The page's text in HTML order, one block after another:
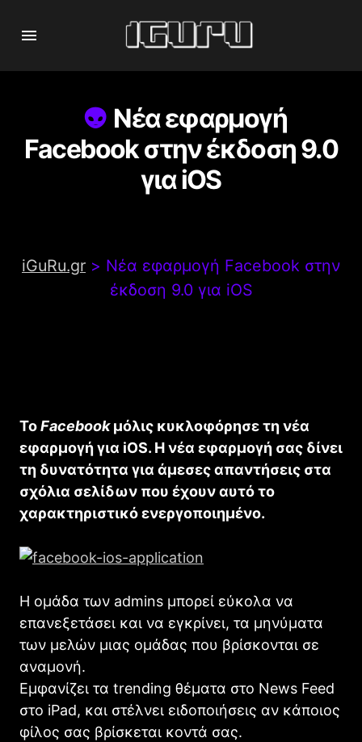
Νέα εφαρμογή
Facebook στην έκδοση 9.0
για iOS
iGuRu.gr > Νέα εφαρμογή Facebook στην
έκδοση 9.0 για iOS
ΤοFacebookμόλις κυκλοφόρησε τη νέα
εφαρμογή για iOS. Η νέα εφαρμογή σας δίνει
τη δυνατότητα για άμεσες απαντήσεις στα
σχόλια σελίδων που έχουν αυτό το
χαρακτηριστικό ενεργοποιημένο.
Η ομάδα των admins μπορεί εύκολα να
επανεξετάσει και να εγκρίνει, τα μηνύματα
των μελών μιας ομάδας που βρίσκονται σε
αναμονή.
Εμφανίζει τα trending θέματα στο News Feed
στο iPad, και στέλνει ειδοποιήσεις αν κάποιος
φίλος σας βρίσκεται κοντά σας.